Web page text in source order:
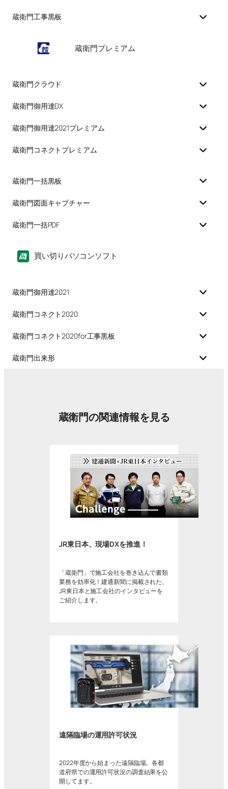
蔵衛門工事黒板
蔵衛門プレミアム
蔵衛門クラウド
蔵衛門御用達DX
蔵衛門御用達2021プレミアム
蔵衛門コネクトプレミアム
蔵衛門一括黒板
蔵衛門図面キャプチャー
蔵衛門一括PDF
買い切りパソコンソフト
蔵衛門御用達2021
蔵衛門コネクト2020
蔵衛門コネクト2020for工事黒板
蔵衛門出来形
蔵衛門の関連情報を見る
JR東日本、現場DXを推進！
「蔵衛門」で施工会社を巻き込んで書類
業務を効率化！建通新聞に掲載された、
JR東日本と施工会社のインタビューを
ご紹介します。
遠隔臨場の運用許可状況
2022年度から始まった遠隔臨場。各都
道府県での運用許可状況の調査結果を公
開してます。